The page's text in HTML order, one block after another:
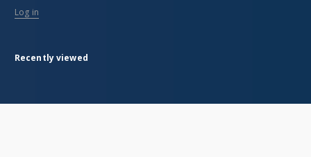
Log in
Recently viewed